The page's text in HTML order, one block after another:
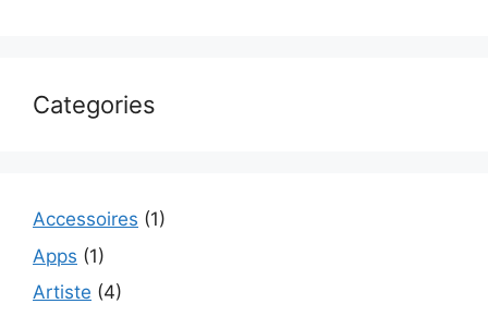
Categories
Accessoires (1)
Apps (1)
Artiste (4)